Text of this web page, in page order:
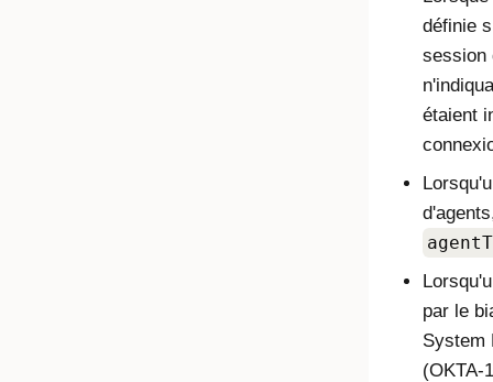
définie
session
étaient
par le
System
(OKTA-